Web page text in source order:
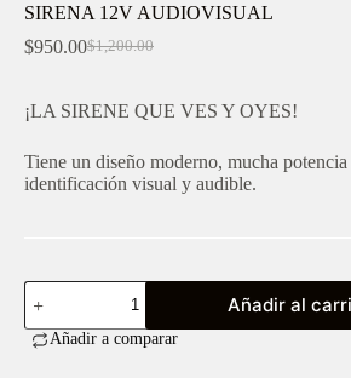
SIRENA 12V AUDIOVISUAL
$1,200.00
El
original
era:
$950.00El
actual
es:
¡LA SIRENE QUE VES Y OYES!
Tiene un diseño moderno, mucha
identificación visual y audible.
SIRENA
12V
AUDIOVISUAL
cantidad
Añadir al
Añadir a comparar